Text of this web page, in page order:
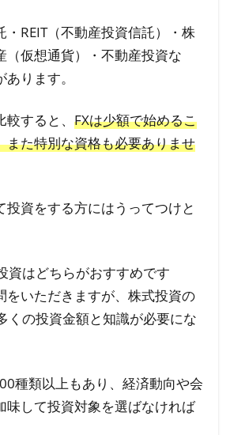
・REIT（不動産投資信託）・株
（仮想通貨）・不動産投資な
ります。
すると、 FXは少額で始めるこ
また特別な資格も必要ありませ
投資をする方にはうってつけと
資はどちらがおすすめです
をいただきますが、株式投資の
くの投資金額と知識が必要にな
種類以上もあり、経済動向や会
味して投資対象を選ばなければ